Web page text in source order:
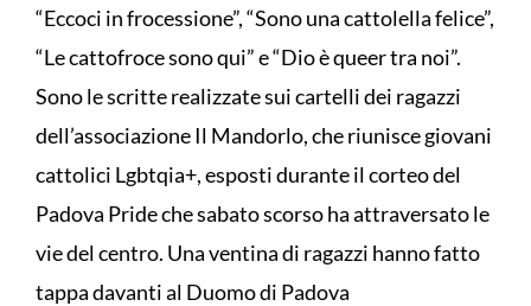
“Eccoci in frocessione”, “Sono una cattolella felice”,
“Le cattofroce sono qui” e “Dio è queer tra noi”.
Sono le scritte realizzate sui cartelli dei ragazzi
dell’associazione Il Mandorlo, che riunisce giovani
cattolici Lgbtqia+, esposti durante il corteo del
Padova Pride che sabato scorso ha attraversato le
vie del centro. Una ventina di ragazzi hanno fatto
tappa davanti al Duomo di Padova